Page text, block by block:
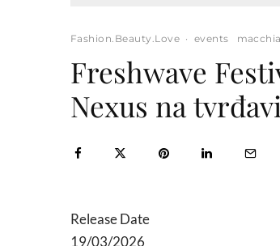
Fashion.Beauty.Love · events
Freshwave
Nexus na
Release Date
19/03/2026